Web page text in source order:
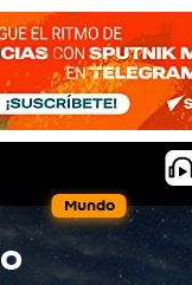
Mundo